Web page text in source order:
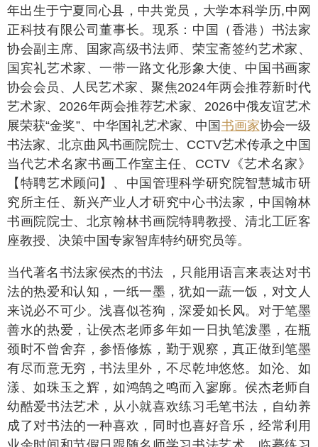
年出生于宁夏同心县，中共党员，大学本科学历,中网
正科技有限公司董事长。现系：中国（香港）书法家
协会副主席、国家高级书法师、荣宝斋签约艺术家、
国宾礼艺术家、一带一路文化形象大使、中国书画家
协会会员、人民艺术家、聚焦2024年两会推荐新时代
艺术家、2026年两会推荐艺术家、2026中俄友谊艺术
展荣获“金奖”、中华国礼艺术家、中国 书画家协会一级
书法家、北京曲风书画院院士、CCTV艺术传承之中国
当代艺术名家书画工作室主任、CCTV《艺术名家》
【特聘艺术顾问】、中国管理科学研究院智慧城市研
究所主任、新兴产业人才研究中心书法家，中国翰林
书画院院士、北京翰林书画院特聘教授、清北工匠客
座教授、决策中国专家智库特约研究员等。
当代著名书法家侯杰的书法 ，只能用语言来表达对书
法的热爱和认知，一纸一墨，犹如一蔬一饭，对文人
来说必不可少。浅喜似苍狗，深爱如长风。对于笔墨
善水的热爱，让侯杰老师多年如一日执笔泼墨，在瓶
颈时不曾舍弃，参悟修炼，勤于观察，真正做到笔墨
有尽而意无穷，书法里外，不尽乾坤悠悠。如沦、如
漾、如珠玉之辉，如鸿鹄之鸣而入寥廓。侯杰老师自
幼酷爱书法艺术，从小就喜欢练习毛笔书法，自幼养
成了对书法的一种喜欢，同时也喜好音乐，经常利用